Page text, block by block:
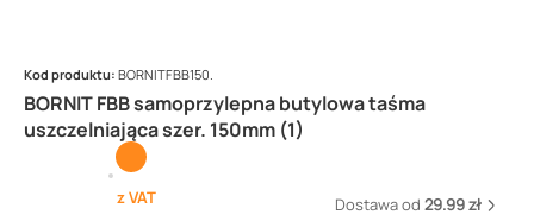
BORNIT FBB samoprzylepna butylowa taśma
uszczelniająca szer. 150mm (1)
Kod produktu: BORNITFBB150.
z VAT Dostawa od 29.99 zł